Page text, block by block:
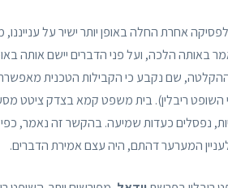
באותה הלכה, ועל פני הדברים יישם אותה
שם נקבע כי הקבילות הטכנית
נפסלים כעדות שמיעה. בהקשר זה נאמר,
המערער דהתם, היה עצם אמירת הדברים.